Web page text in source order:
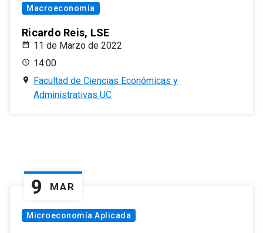
Macroeconomía
Ricardo Reis, LSE
11 de Marzo de 2022
14:00
Facultad de Ciencias Económicas y
Administrativas UC
9 MAR
Microeconomía Aplicada